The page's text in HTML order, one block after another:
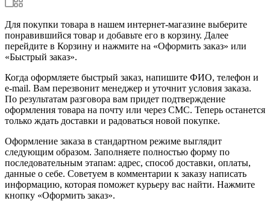
Для покупки товара в нашем интернет-магазине выберите
понравившийся товар и добавьте его в корзину. Далее
перейдите в Корзину и нажмите на «Оформить заказ» или
«Быстрый заказ».
Когда оформляете быстрый заказ, напишите ФИО, телефон и
e-mail. Вам перезвонит менеджер и уточнит условия заказа.
По результатам разговора вам придет подтверждение
оформления товара на почту или через СМС. Теперь останется
только ждать доставки и радоваться новой покупке.
Оформление заказа в стандартном режиме выглядит
следующим образом. Заполняете полностью форму по
последовательным этапам: адрес, способ доставки, оплаты,
данные о себе. Советуем в комментарии к заказу написать
информацию, которая поможет курьеру вас найти. Нажмите
кнопку «Оформить заказ».